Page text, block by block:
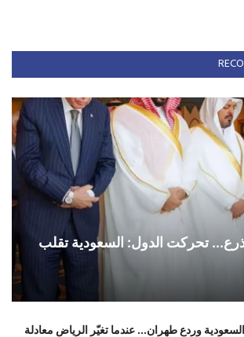
تحركت الدول: السعودية تقلب
السعودية وردع طهران... عندما تغيّر الرياض معادلة